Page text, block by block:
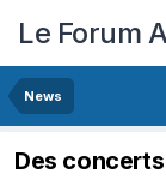
Le Forum
News
Des